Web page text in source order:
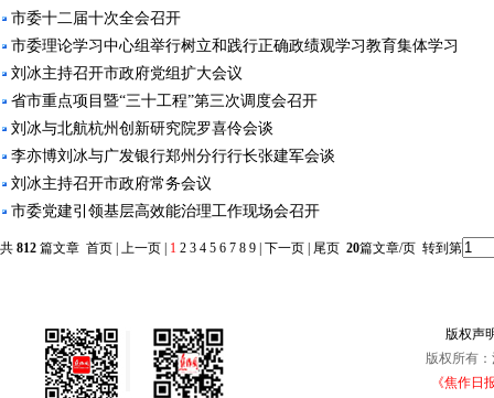
市委十二届十次全会召开
市委理论学习中心组举行树立和践行正确政绩观学习教育集体学习
刘冰主持召开市政府党组扩大会议
省市重点项目暨“三十工程”第三次调度会召开
刘冰与北航杭州创新研究院罗喜伶会谈
李亦博刘冰与广发银行郑州分行行长张建军会谈
刘冰主持召开市政府常务会议
市委党建引领基层高效能治理工作现场会召开
共 812 篇文章 首页 | 上一页 | 1 2 3 4 5 6 7 8 9 下一页 尾页 20篇文章/页 转到第
版权声
版权所有
《焦作